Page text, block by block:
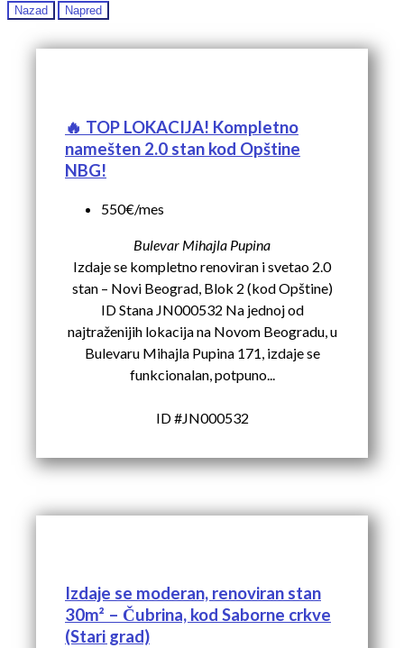
Nazad Napred
🔥 TOP LOKACIJA! Kompletno
namešten 2.0 stan kod Opštine
NBG!
550€/mes
Bulevar Mihajla Pupina
Izdaje se kompletno renoviran i svetao 2.0
stan – Novi Beograd, Blok 2 (kod Opštine)
ID Stana JN000532 Na jednoj od
najtraženijih lokacija na Novom Beogradu, u
Bulevaru Mihajla Pupina 171, izdaje se
funkcionalan, potpuno...
ID #JN000532
Izdaje se moderan, renoviran stan
30m² – Čubrina, kod Saborne crkve
(Stari grad)